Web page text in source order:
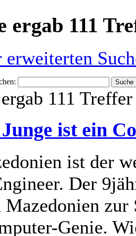
ergab 111
111
ist ein
ist der
Der
Genie.